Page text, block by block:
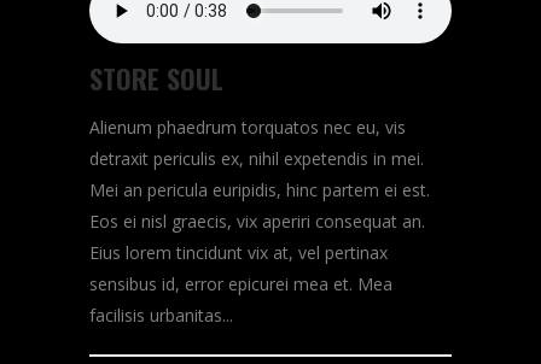
STORE SOUL
Alienum phaedrum torquatos nec eu, vis
detraxit periculis ex, nihil expetendis in mei.
Mei an pericula euripidis, hinc partem ei est.
Eos ei nisl graecis, vix aperiri consequat an.
Eius lorem tincidunt vix at, vel pertinax
sensibus id, error epicurei mea et. Mea
facilisis urbanitas...